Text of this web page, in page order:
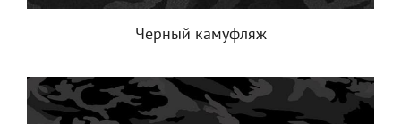
Черный камуфляж